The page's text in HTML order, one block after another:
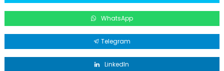
WhatsApp
Telegram
LinkedIn